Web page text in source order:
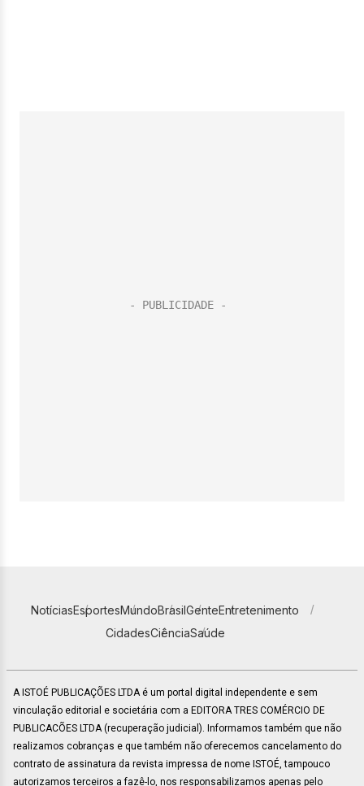
NotíciasEsportesMundoBrasilGenteEntretenimento
CidadesCiênciaSaúde
A ISTOÉ PUBLICAÇÕES LTDA é um portal digital independente e sem
vinculação editorial e societária com a EDITORA TRES COMÉRCIO DE
PUBLICACÕES LTDA (recuperação judicial). Informamos também que não
realizamos cobranças e que também não oferecemos cancelamento do
contrato de assinatura da revista impressa de nome ISTOÉ, tampouco
autorizamos terceiros a fazê-lo, nos responsabilizamos apenas pelo